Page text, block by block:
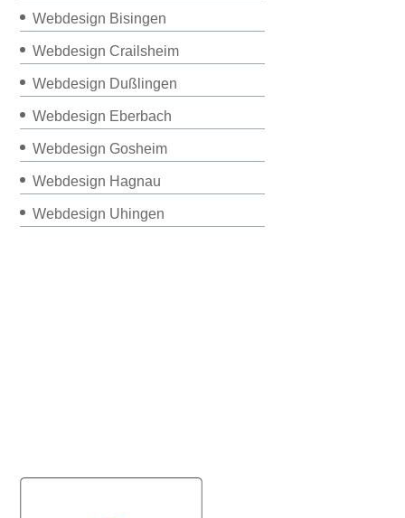
Webdesign Bisingen
Webdesign Crailsheim
Webdesign Dußlingen
Webdesign Eberbach
Webdesign Gosheim
Webdesign Hagnau
Webdesign Uhingen